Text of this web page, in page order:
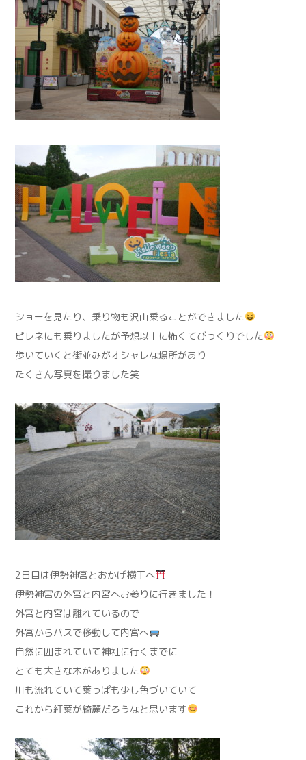
ショーを見たり、乗り物も沢山乗ることができました
ピレネにも乗りましたが予想以上に怖くてびっくりでした
歩いていくと街並みがオシャレな場所があり
たくさん写真を撮りました笑
2日目は伊勢神宮とおかげ横丁へ
伊勢神宮の外宮と内宮へお参りに行きました！
外宮と内宮は離れているので
外宮からバスで移動して内宮へ
自然に囲まれていて神社に行くまでに
とても大きな木がありました
川も流れていて葉っぱも少し色づいていて
これから紅葉が綺麗だろうなと思います